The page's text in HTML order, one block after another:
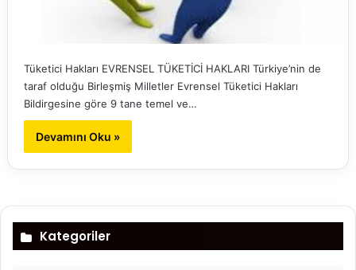
Tüketici Hakları EVRENSEL TÜKETİCİ HAKLARI Türkiye’nin de
taraf olduğu Birleşmiş Milletler Evrensel Tüketici Hakları
Bildirgesine göre 9 tane temel ve…
Devamını Oku »
Kategoriler